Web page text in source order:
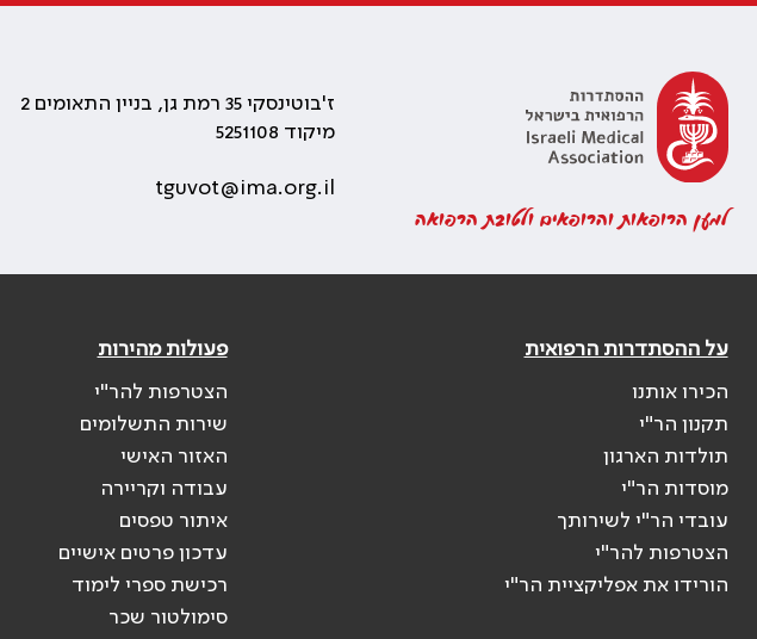
למען הרופאות והרופאים ולטובת הרפואה
ז'בוטינסקי 35 רמת גן, בניין התאומים 2
מיקוד 5251108
tguvot@ima.org.il
על ההסתדרות הרפואית
הכירו אותנו
תקנון הר"י
תולדות הארגון
מוסדות הר"י
עובדי הר"י לשירותך
הצטרפות להר"י
הורידו את אפליקציית הר"י
פעולות מהירות
הצטרפות להר"י
שירות התשלומים
האזור האישי
עבודה וקריירה
איתור טפסים
עדכון פרטים אישיים
רכישת ספרי לימוד
סימולטור שכר